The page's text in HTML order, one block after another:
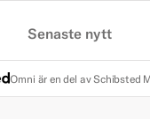
Senaste nytt
Omni är en del av Schibsted